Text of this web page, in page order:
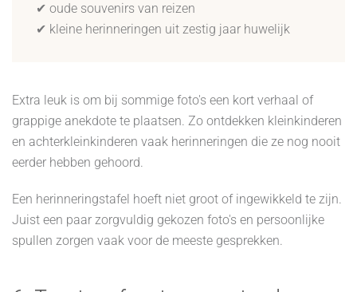
✔ oude souvenirs van reizen
✔ kleine herinneringen uit zestig jaar huwelijk
Extra leuk is om bij sommige foto's een kort verhaal of
grappige anekdote te plaatsen. Zo ontdekken kleinkinderen
en achterkleinkinderen vaak herinneringen die ze nog nooit
eerder hebben gehoord.
Een herinneringstafel hoeft niet groot of ingewikkeld te zijn.
Juist een paar zorgvuldig gekozen foto's en persoonlijke
spullen zorgen vaak voor de meeste gesprekken.